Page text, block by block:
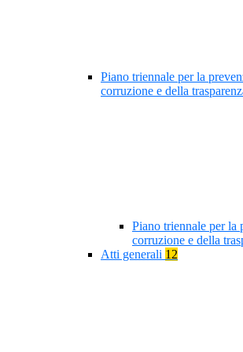
Piano triennale per la
corruzione e della
Piano triennale per la
corruzione e della
Atti generali 12